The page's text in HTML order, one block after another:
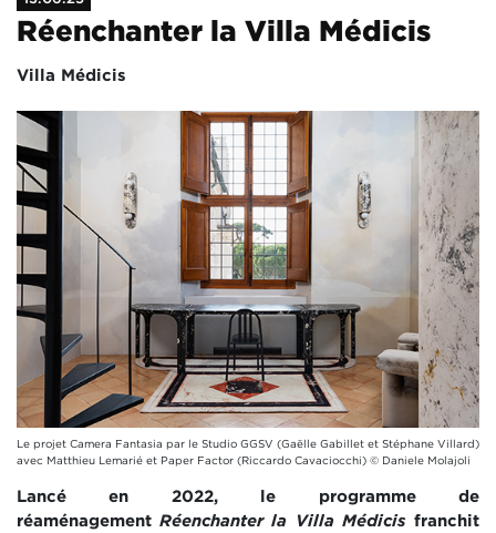
Réenchanter la Villa Médicis
Villa Médicis
Le projet Camera Fantasia par le Studio GGSV (Gaëlle Gabillet et Stéphane Villard)
avec Matthieu Lemarié et Paper Factor (Riccardo Cavaciocchi) ©️ Daniele Molajoli
Lancé en 2022, le programme de
réaménagementRéenchanter la Villa Médicisfranchit